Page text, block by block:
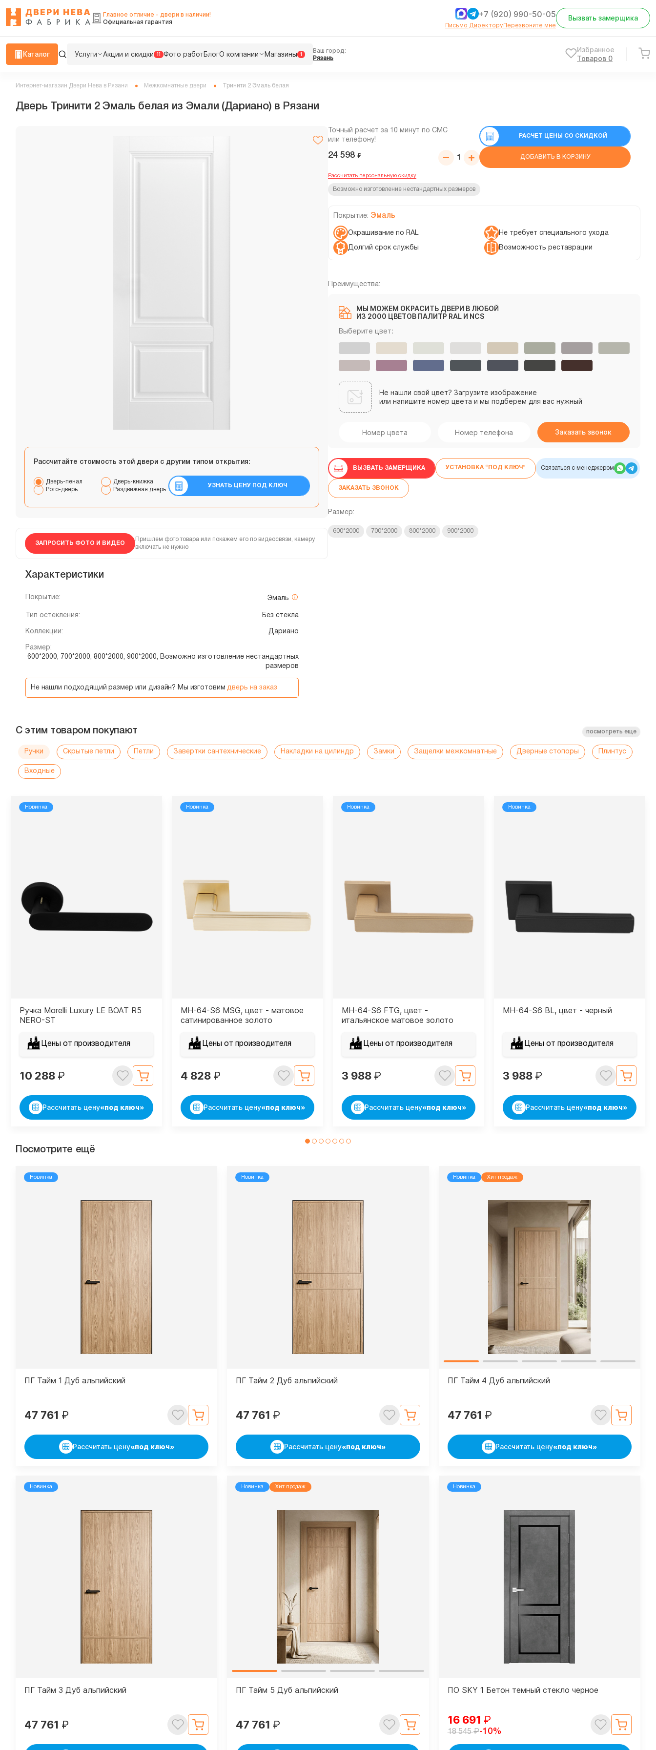
Главное отличие - двери в наличии!
Официальная гарантия
+7 (920) 990-50-05
Письмо ДиректоруПерезвоните мне
Вызвать замерщика
Каталог Услуги Акции и скидки 11 Фото работБлогО компании Магазины 1
Ваш город:
Рязань
Избранное
Товаров 0
Интернет-магазин Двери Нева в Рязани Межкомнатные двери Тринити 2 Эмаль белая
Дверь Тринити 2 Эмаль белая из Эмали (Дариано) в Рязани
Рассчитайте стоимость этой двери с другим типом открытия:
Дверь-пенал
Дверь-книжка
Рото-дверь
Раздвижная дверь
УЗНАТЬ ЦЕНУ ПОД КЛЮЧ
ЗАПРОСИТЬ ФОТО И ВИДЕО
Пришлем фото товара или покажем его по видеосвязи, камеру
включать не нужно
Характеристики
Покрытие: Эмаль
Тип остекления: Без стекла
Коллекции: Дариано
Размер:
600*2000, 700*2000, 800*2000, 900*2000, Возможно изготовление нестандартных
размеров
Не нашли подходящий размер или дизайн? Мы изготовимдверь на заказ
Точный расчет за 10 минут по СМС
или телефону!
24 598 ₽
РАСЧЕТ ЦЕНЫ СО СКИДКОЙ
ДОБАВИТЬ В КОРЗИНУ
Рассчитать персональную скидку
Возможно изготовление нестандартных размеров
Покрытие: Эмаль
Окрашивание по RAL Не требует специального ухода
Долгий срок службы Возможность реставрации
Преимущества:
МЫ МОЖЕМ ОКРАСИТЬ ДВЕРИ В ЛЮБОЙ
ИЗ 2000 ЦВЕТОВ ПАЛИТР RAL И NCS
Выберите цвет:
Не нашли свой цвет? Загрузите изображение
или напишите номер цвета и мы подберем для вас нужный
ВЫЗВАТЬ ЗАМЕРЩИКА УСТАНОВКА “ПОД КЛЮЧ” Связаться с менеджером
ЗАКАЗАТЬ ЗВОНОК
Размер:
600*2000 700*2000 800*2000 900*2000
С этим товаром покупают посмотреть еще
Ручки Скрытые петли Петли Завертки сантехнические Накладки на цилиндр Замки Защелки межкомнатные Дверные стопоры Плинтус
Входные
Новинка
Ручка Morelli Luxury LE BOAT R5
NERO-ST
Цены от производителя
10 288 ₽
Рассчитать цену«под ключ»
Новинка
MH-64-S6 MSG, цвет - матовое
сатинированное золото
Цены от производителя
4 828 ₽
Рассчитать цену«под ключ»
Новинка
MH-64-S6 FTG, цвет -
итальянское матовое золото
Цены от производителя
3 988 ₽
Рассчитать цену«под ключ»
Новинка
MH-64-S6 BL, цвет - черный
Цены от производителя
3 988 ₽
Рассчитать цену«под ключ»
Посмотрите ещё
Новинка
ПГ Тайм 1 Дуб альпийский
47 761 ₽
Рассчитать цену«под ключ»
Новинка
ПГ Тайм 2 Дуб альпийский
47 761 ₽
Рассчитать цену«под ключ»
Новинка Хит продаж
ПГ Тайм 4 Дуб альпийский
47 761 ₽
Рассчитать цену«под ключ»
Новинка
ПГ Тайм 3 Дуб альпийский
47 761 ₽
Новинка Хит продаж
ПГ Тайм 5 Дуб альпийский
47 761 ₽
Новинка
ПО SKY 1 Бетон темный стекло черное
16 691 ₽
18 545₽-10%